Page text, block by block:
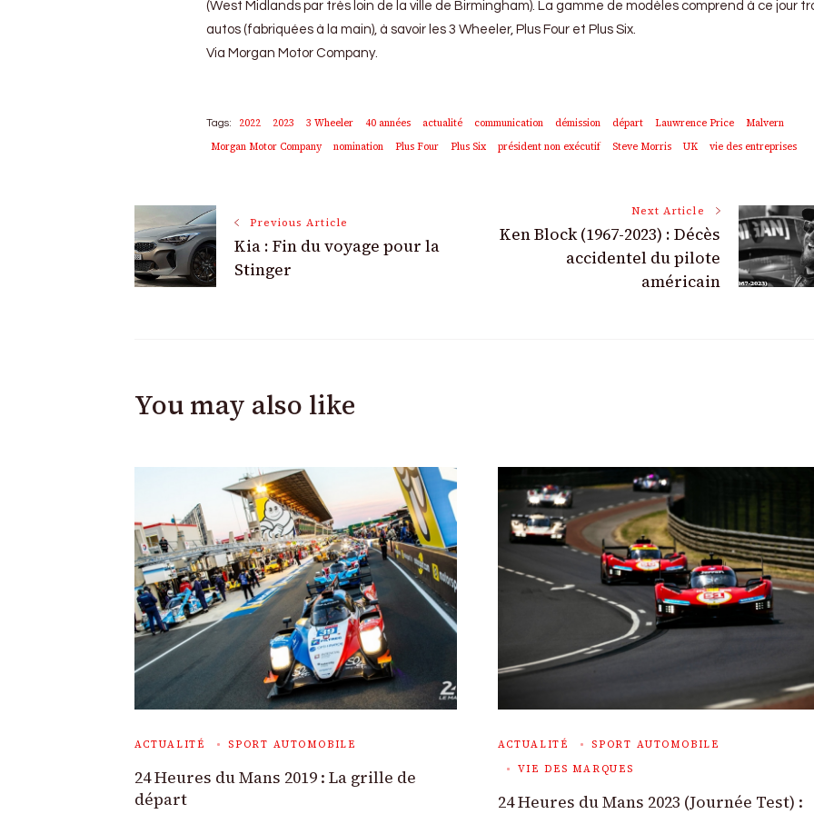
(West Midlands par très loin de la ville de Birmingham). La gamme de modèles comprend à ce jour
autos (fabriquées à la main), à savoir les 3 Wheeler, Plus Four et Plus Six.
Via Morgan Motor Company.
Tags: 2022 2023 3 Wheeler 40 années actualité communication démission départ Lauwrence Price
Malvern
Morgan Motor Company
nomination Plus Four Plus Six président non exécutif Steve Morris UK vie des entreprises
Post
Navigation
Previous Article
Kia : Fin du voyage pour la
Stinger
Next Article
Ken Block (1967-2023) : Décès
accidentel du pilote
américain
You may also like
ACTUALITÉ SPORT AUTOMOBILE
24 Heures du Mans 2019 : La grille de
départ
ACTUALITÉ
SPORT AUTOMOBILE
VIE DES MARQUES
24 Heures du Mans 2023 (Journée Test) :